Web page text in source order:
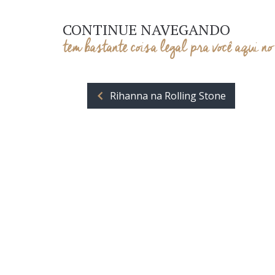
CONTINUE NAVEGANDO
tem bastante coisa legal pra você aqui
Rihanna na Rolling Stone